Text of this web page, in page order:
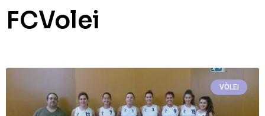
FCVolei
VÒLEI